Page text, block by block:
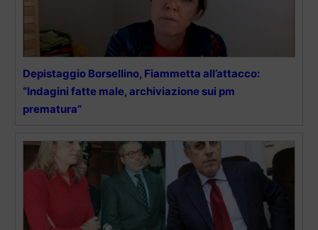
Depistaggio Borsellino, Fiammetta all’attacco:
“Indagini fatte male, archiviazione sui pm
prematura”